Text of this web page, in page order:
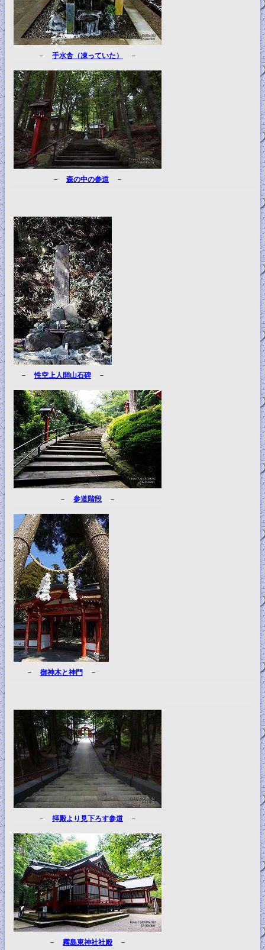
－ 手水舎（凍っていた） －
－ 森の中の参道 －
－性空上人開山石碑 －
－ 参道階段 －
－ 御神木と神門 －
－ 拝殿より見下ろす参道 －
－ 霧島東神社社殿 －